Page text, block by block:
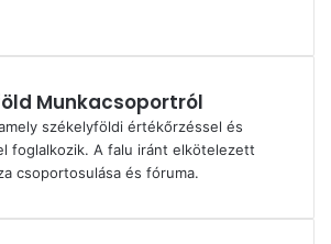
Munkacsoportról
székelyföldi értékőrzéssel és
foglalkozik. A falu iránt elkötelezett
csoportosulása és fóruma.